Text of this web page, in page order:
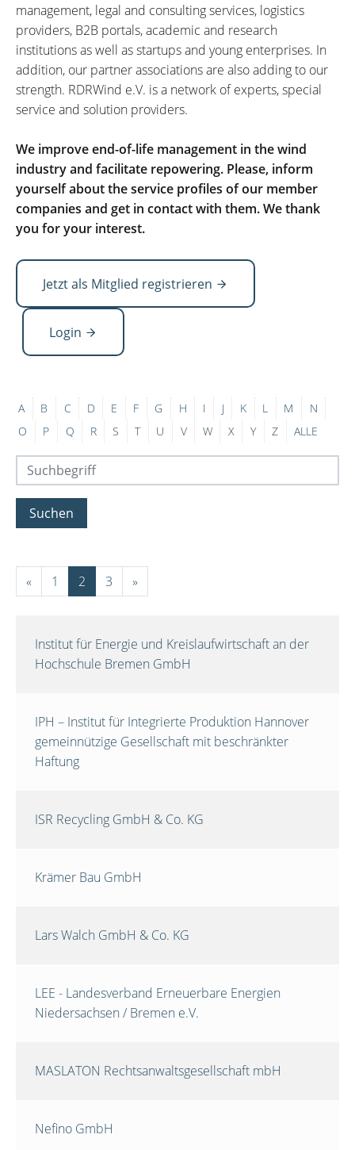
management, legal and consulting services, logistics
providers, B2B portals, academic and research
institutions as well as startups and young enterprises. In
addition, our partner associations are also adding to our
strength. RDRWind e.V. is a network of experts, special
service and solution providers.
We improve end-of-life management in the wind
industry and facilitate repowering. Please, inform
yourself about the service profiles of our member
companies and get in contact with them. We thank
you for your interest.
Jetzt als Mitglied registrieren
Login
A B C D E F G H I J K L M
N
O
P Q R S T U V W X Y Z ALLE
Suchen
« 1 2 3 »
Institut für Energie und Kreislaufwirtschaft an der
Hochschule Bremen GmbH
IPH – Institut für Integrierte Produktion Hannover
gemeinnützige Gesellschaft mit beschränkter
Haftung
ISR Recycling GmbH & Co. KG
Krämer Bau GmbH
Lars Walch GmbH & Co. KG
LEE - Landesverband Erneuerbare Energien
Niedersachsen / Bremen e.V.
MASLATON Rechtsanwaltsgesellschaft mbH
Nefino GmbH